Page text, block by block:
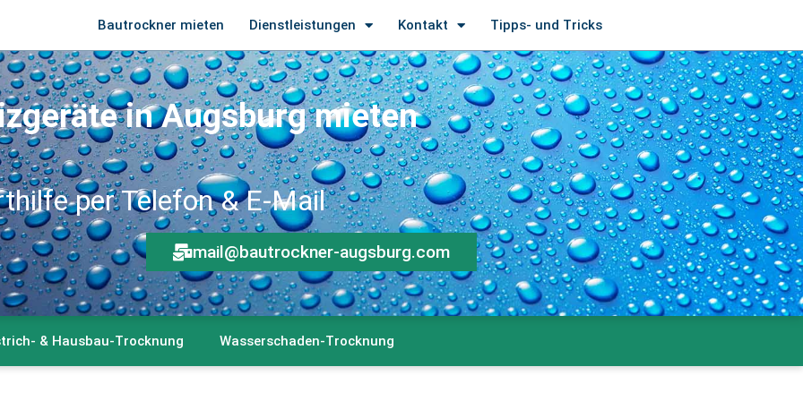
Bautrockner mieten Dienstleistungen Kontakt Tipps- und Tricks
in Augsburg mieten
per Telefon & E-Mail
mail@bautrockner-augsburg.com
& Hausbau-Trocknung Wasserschaden-Trocknung